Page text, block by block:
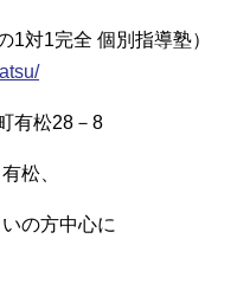
1対1完全 個別指導塾）
有松28－8
松、
の方中心に